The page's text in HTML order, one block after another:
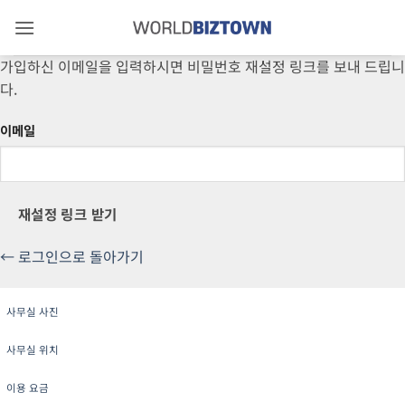
content
가입하신 이메일을 입력하시면 비밀번호 재설정 링크를 보내 드립니
다.
이메일
재설정 링크 받기
← 로그인으로 돌아가기
사무실 사진
사무실 위치
이용 요금